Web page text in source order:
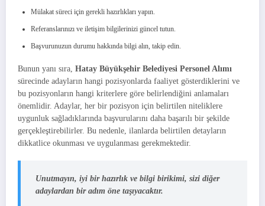
Mülakat süreci için gerekli hazırlıkları yapın.
Referanslarınızı ve iletişim bilgilerinizi güncel tutun.
Başvurunuzun durumu hakkında bilgi alın, takip edin.
Bunun yanı sıra, Hatay Büyükşehir Belediyesi Personel Alımı
sürecinde adayların hangi pozisyonlarda faaliyet gösterdiklerini ve
bu pozisyonların hangi kriterlere göre belirlendiğini anlamaları
önemlidir. Adaylar, her bir pozisyon için belirtilen niteliklere
uygunluk sağladıklarında başvurularını daha başarılı bir şekilde
gerçekleştirebilirler. Bu nedenle, ilanlarda belirtilen detayların
dikkatlice okunması ve uygulanması gerekmektedir.
Unutmayın, iyi bir hazırlık ve bilgi birikimi, sizi diğer
adaylardan bir adım öne taşıyacaktır.